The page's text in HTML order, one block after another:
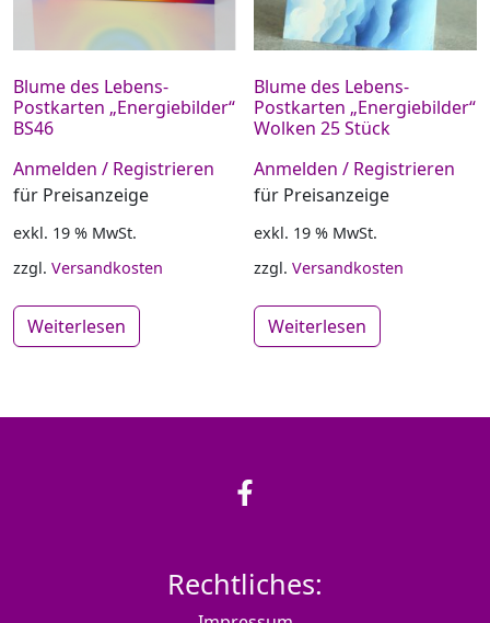
Blume des Lebens-
Postkarten „Energiebilder“
BS46
Anmelden / Registrieren
für Preisanzeige
exkl. 19 % MwSt.
zzgl. Versandkosten
Weiterlesen
Blume des Lebens-
Postkarten „Energiebilder“
Wolken 25 Stück
Anmelden / Registrieren
für Preisanzeige
exkl. 19 % MwSt.
zzgl.Versandkosten
Weiterlesen
Rechtliches: